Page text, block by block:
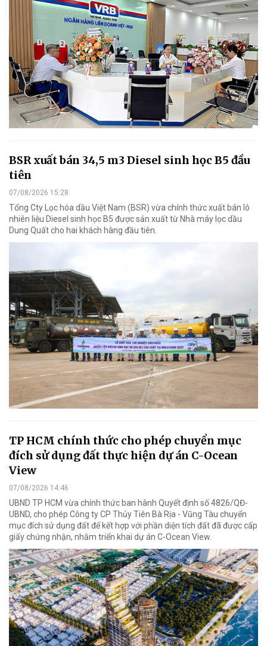
BSR xuất bán 34,5 m3 Diesel sinh học B5 đầu
tiên
07/08/2026 15:28
Tổng Cty Lọc hóa dầu Việt Nam (BSR) vừa chính thức xuất bán lô
nhiên liệu Diesel sinh học B5 được sản xuất từ Nhà máy lọc dầu
Dung Quất cho hai khách hàng đầu tiên.
TP HCM chính thức cho phép chuyển mục
đích sử dụng đất thực hiện dự án C-Ocean
View
07/08/2026 14:46
UBND TP HCM vừa chính thức ban hành Quyết định số 4826/QĐ-
UBND, cho phép Công ty CP Thủy Tiên Bà Rịa - Vũng Tàu chuyển
mục đích sử dụng đất để kết hợp với phần diện tích đất đã được cấp
giấy chứng nhận, nhằm triển khai dự án C-Ocean View.